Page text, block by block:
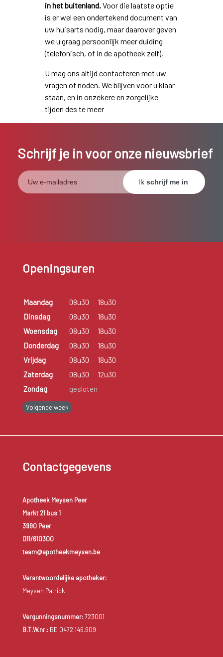
in het buitenland.Voor die laatste optie
is er wel een ondertekend document van
uw huisarts nodig, maar daarover geven
we u graag persoonlijk meer duiding
(telefonisch, of in de apotheek zelf).
U mag ons altijd contacteren met uw
vragen of noden. We blijven voor u klaar
staan, en in onzekere en zorgelijke
tijden des te meer
Schrijf je in voor onze nieuwsbrief
Openingsuren
Maandag 08u30
18u30
Dinsdag
08u30
18u30
Woensdag
08u30
18u30
Donderdag
08u30
18u30
Vrijdag
08u30
18u30
Zaterdag
08u30
12u30
Zondag
gesloten
Volgende week
Contactgegevens
Apotheek Meysen Peer
Markt 21 bus 1
3990 Peer
011/610300
team@apotheekmeysen.be
Verantwoordelijke apotheker:
Meysen Patrick
Vergunningsnummer:723001
B.T.W.nr.:BE 0472.146.609